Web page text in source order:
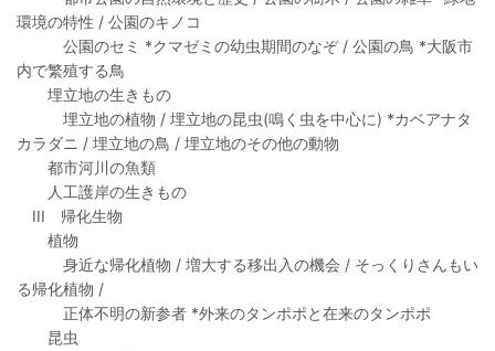
環境の特性 / 公園のキノコ
公園のセミ *クマゼミの幼虫期間のなぞ / 公園の鳥 *大阪市
内で繁殖する鳥
埋立地の生きもの
埋立地の植物 / 埋立地の昆虫(鳴く虫を中心に) *カベアナタ
カラダニ / 埋立地の鳥 / 埋立地のその他の動物
都市河川の魚類
人工護岸の生きもの
III 帰化生物
植物
身近な帰化植物 / 増大する移出入の機会 / そっくりさんもい
る帰化植物 /
正体不明の新参者 *外来のタンポポと在来のタンポポ
昆虫